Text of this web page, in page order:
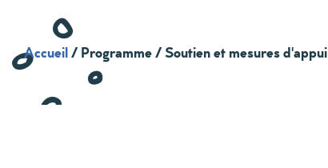
Accueil/Programme / Soutien et mesures d'appui